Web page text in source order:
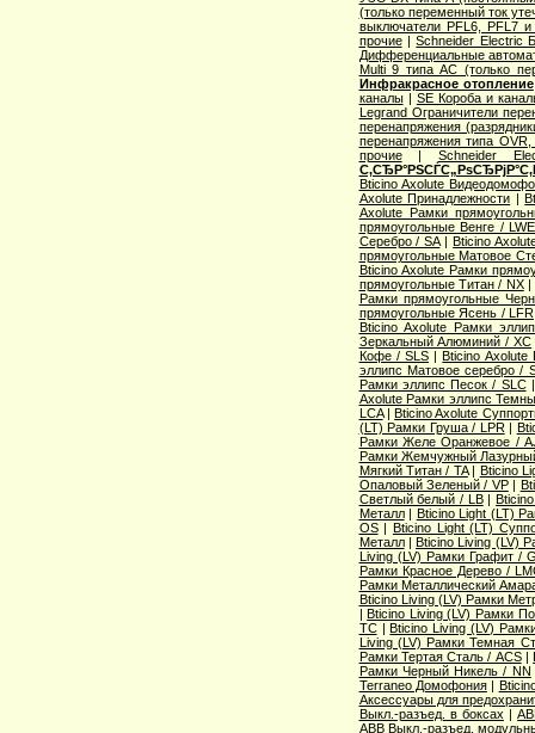
(только переменный ток
выключатели PFL6, PFL7 и
прочие|Schneider Electric
Дифференциальные
Multi 9 типа АС (только
Инфракрасное отопление
каналы| SE Короба и
Legrand Ограничители
перенапряжения
перенапряжения типа
прочие|Schneider
Bticino Axolute
Axolute Принадлежности |
Axolute Рамки
прямоугольные Венге / LWE
Серебро / SA|Bticino
прямоугольные Матовое
Bticino Axolute Рамки
прямоугольные Титан / NX|
Рамки прямоугольные
прямоугольные Ясень / LFR
Bticino Axolute Рамки
Зеркальный Алюминий / XC
Кофе / SLS|Bticino Axolute
эллипс Матовое серебро /
Рамки эллипс Песок / SLC
Axolute Рамки эллипс
LCA|Bticino Axolute
(LT) Рамки Груша / LPR|
Рамки Желе Оранжевое /
Рамки Жемчужный
Мягкий Титан / TA| Bticino
Опаловый Зеленый / VP|
Светлый белый / LB|
Металл| Bticino Light (LT)
OS| Bticino Light (LT)
Металл|Bticino Living (LV)
Living (LV) Рамки Графит /
Рамки Красное Дерево /
Рамки Металлический
Bticino Living (LV) Рамки
|Bticino Living (LV) Рамки
TC|Bticino Living (LV)
Living (LV) Рамки Темная
Рамки Тертая Сталь / ACS|
Рамки Черный Никель / NN
Terraneo Домофония|
Аксессуары для
Выкл.-разъед. в боксах |
ABB Выкл.-разъед.